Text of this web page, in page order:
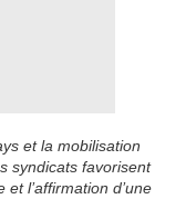
et la mobilisation
syndicats favorisent
et l’affirmation d’une